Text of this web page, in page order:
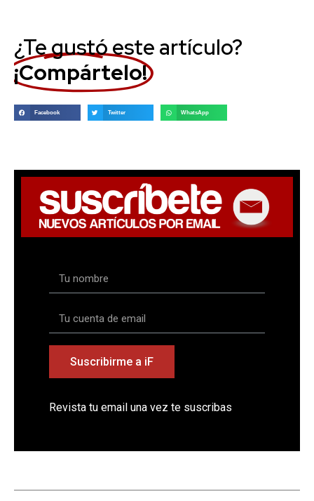
¿Te gustó este artículo?
¡Compártelo!
Facebook Twitter WhatsApp
Suscribirme a iF
Revista tu email una vez te suscribas